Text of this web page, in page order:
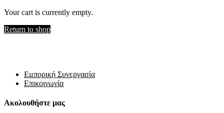
Your cart is currently empty.
Return to shop
Εμπορική Συνεργασία
Επικοινωνία
Ακολουθήστε μας